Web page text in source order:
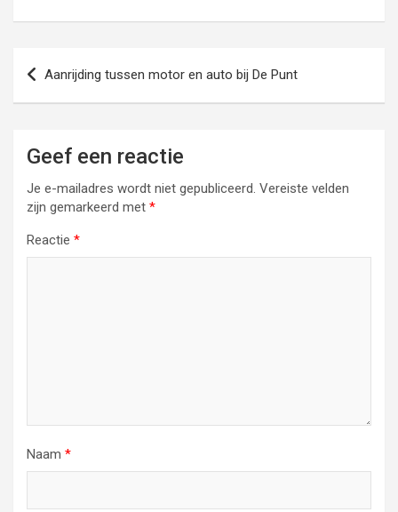
Bericht
navigatie
Aanrijding tussen motor en auto bij De Punt
Geef een reactie
Je e-mailadres wordt niet gepubliceerd. Vereiste velden
zijn gemarkeerd met *
Reactie *
Naam *